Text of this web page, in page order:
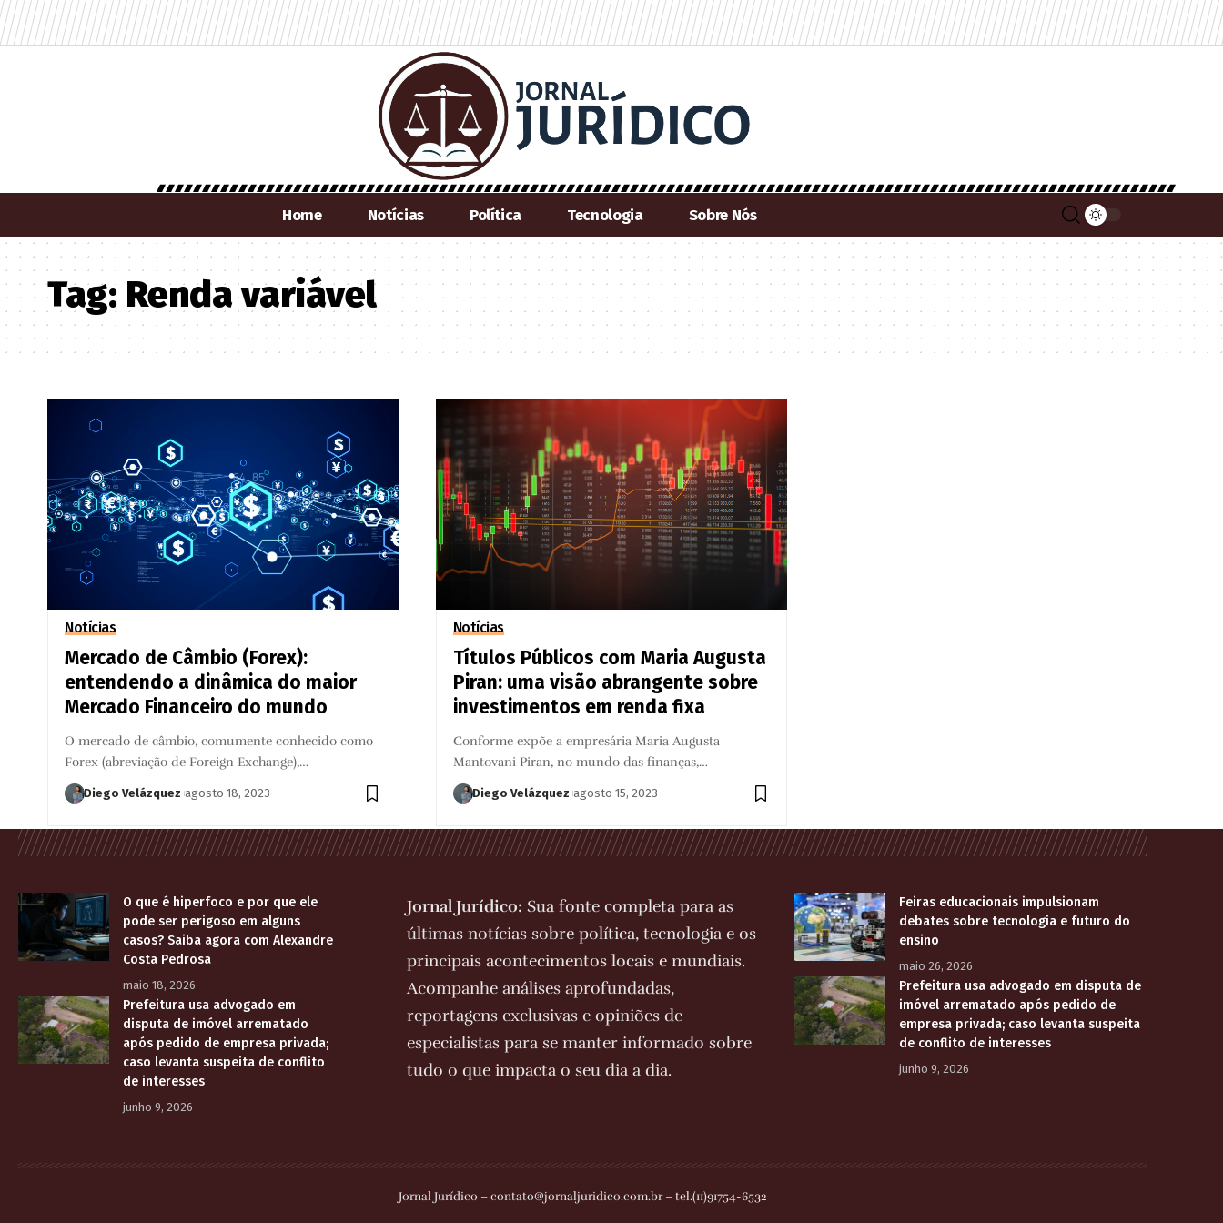
Home Notícias Política Tecnologia Sobre Nós
Tag: Renda variável
Notícias
Mercado de Câmbio (Forex):
entendendo a dinâmica do maior
Mercado Financeiro do mundo
O mercado de câmbio, comumente conhecido como
Forex (abreviação de Foreign Exchange),…
Diego Velázquez agosto 18, 2023
Notícias
Títulos Públicos com Maria Augusta
Piran: uma visão abrangente sobre
investimentos em renda fixa
Conforme expõe a empresária Maria Augusta
Mantovani Piran, no mundo das finanças,…
Diego Velázquez agosto 15, 2023
O que é hiperfoco e por que ele
pode ser perigoso em alguns
casos? Saiba agora com Alexandre
Costa Pedrosa
maio 18, 2026
Prefeitura usa advogado em
disputa de imóvel arrematado
após pedido de empresa privada;
caso levanta suspeita de conflito
de interesses
junho 9, 2026
Jornal Jurídico: Sua fonte completa para as
últimas notícias sobre política, tecnologia e os
principais acontecimentos locais e mundiais.
Acompanhe análises aprofundadas,
reportagens exclusivas e opiniões de
especialistas para se manter informado sobre
tudo o que impacta o seu dia a dia.
Feiras educacionais impulsionam
debates sobre tecnologia e futuro do
ensino
maio 26, 2026
Prefeitura usa advogado em disputa de
imóvel arrematado após pedido de
empresa privada; caso levanta suspeita
de conflito de interesses
junho 9, 2026
Jornal Jurídico –contato@jornaljuridico.com.br– tel.(11)91754-6532